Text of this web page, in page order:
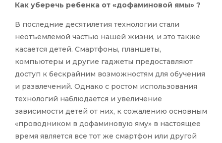
Как уберечь ребенка от «дофаминовой ямы» ?
В последние десятилетия технологии стали
неотъемлемой частью нашей жизни, и это также
касается детей. Смартфоны, планшеты,
компьютеры и другие гаджеты предоставляют
доступ к бескрайним возможностям для обучения
и развлечений. Однако с ростом использования
технологий наблюдается и увеличение
зависимости детей от них, к сожалению основным
«проводником в дофаминовую яму» в настоящее
время является все тот же смартфон или другой